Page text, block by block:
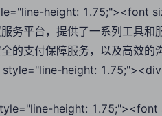
height: 1.75;"><font
务平台，提供了一系列工具
的支付保障服务，以及高效
height:
height: 1.75;"><font